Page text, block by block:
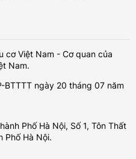
cơ Việt Nam - Cơ quan của
Nam.
BTTTT ngày 20 tháng 07 năm
Phố Hà Nội, Số 1, Tôn Thất
Phố Hà Nội.